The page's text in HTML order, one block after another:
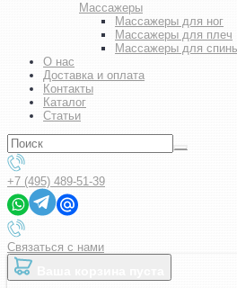
Массажеры
Массажеры для ног
Массажеры для плеч
Массажеры для
О нас
Доставка и оплата
Контакты
Каталог
Статьи
+7 (495) 489-51-39
Связаться с нами